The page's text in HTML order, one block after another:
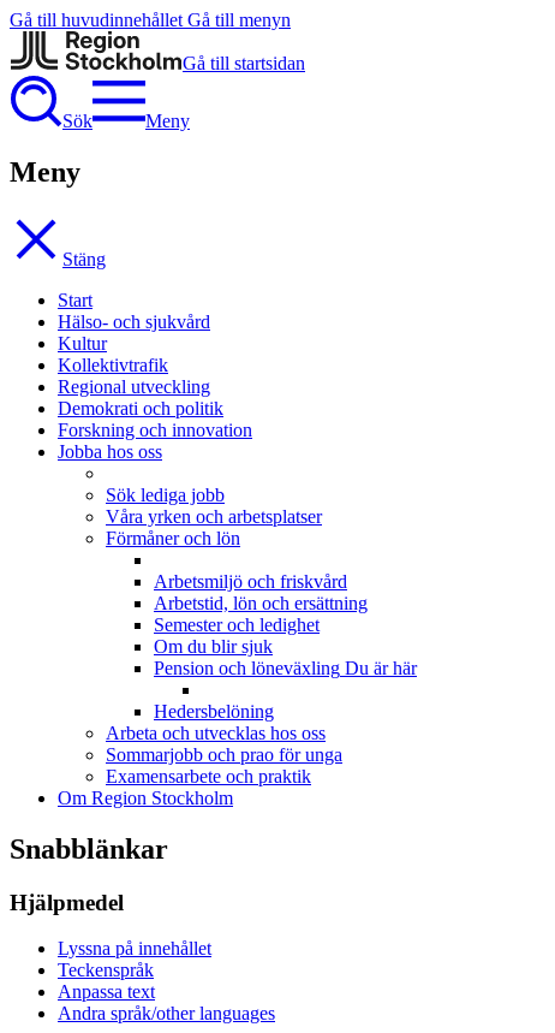
Gå till huvudinnehållet Gå till menyn
Gå till startsidan
Sök Meny
Meny
Stäng
Start
Hälso- och sjukvård
Kultur
Kollektivtrafik
Regional utveckling
Demokrati och politik
Forskning och innovation
Jobba hos oss
Sök lediga jobb
Våra yrken och arbetsplatser
Förmåner och lön
Arbetsmiljö och friskvård
Arbetstid, lön och ersättning
Semester och ledighet
Om du blir sjuk
Pension och löneväxling Du är här
Hedersbelöning
Arbeta och utvecklas hos oss
Sommarjobb och prao för unga
Examensarbete och praktik
Om Region Stockholm
Snabblänkar
Hjälpmedel
Lyssna på innehållet
Teckenspråk
Anpassa text
Andra språk/other languages